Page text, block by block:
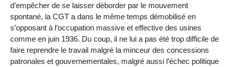
d’empêcher de se laisser déborder par le mouvement
spontané, la CGT a dans le même temps démobilisé en
s’opposant à l’occupation massive et effective des usines
comme en juin 1936. Du coup, il ne lui a pas été trop difficile de
faire reprendre le travail malgré la minceur des concessions
patronales et gouvernementales, malgré aussi l’échec politique